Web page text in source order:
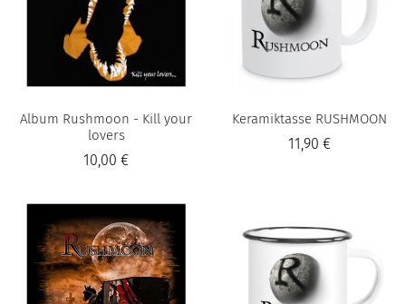
Album Rushmoon - Kill your
lovers
10,00 €
Keramiktasse RUSHMOON
11,90 €